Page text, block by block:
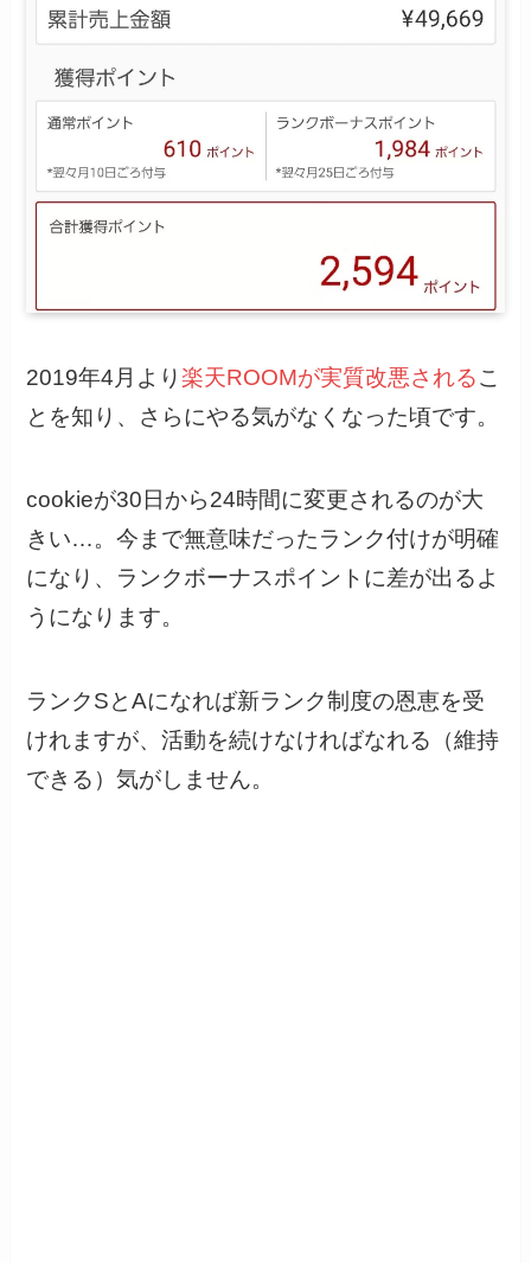
2019年4月より楽天ROOMが実質改悪されるこ
とを知り、さらにやる気がなくなった頃です。
cookieが30日から24時間に変更されるのが大
きい…。今まで無意味だったランク付けが明確
になり、ランクボーナスポイントに差が出るよ
うになります。
ランクSとAになれば新ランク制度の恩恵を受
けれますが、活動を続けなければなれる（維持
できる）気がしません。